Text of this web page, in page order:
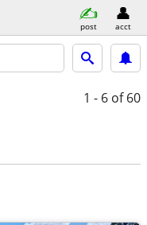
post acct
1 - 6 of 60